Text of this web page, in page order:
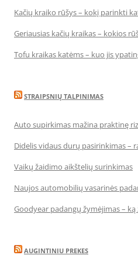
Kačių kraiko rūšys – kokį parinkti
Geriausias kačių kraikas – kokios
Tofu kraikas katėms – kuo jis
STRAIPSNIŲ TALPINIMAS
Auto supirkimas mažina praktinę
Didelis vidaus durų pasirinkimas –
Vaikų žaidimo aikštelių surinkimas
Naujos automobilių vasarinės
Goodyear padangų žymėjimas – ką
AUGINTINIU PREKES